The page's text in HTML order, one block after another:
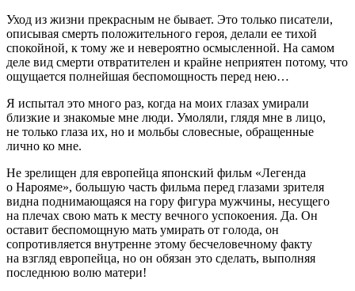
Уход из жизни прекрасным не бывает. Это только писатели,
описывая смерть положительного героя, делали ее тихой
спокойной, к тому же и невероятно осмысленной. На самом
деле вид смерти отвратителен и крайне неприятен потому, что
ощущается полнейшая беспомощность перед нею…
Я испытал это много раз, когда на моих глазах умирали
близкие и знакомые мне люди. Умоляли, глядя мне в лицо,
не только глаза их, но и мольбы словесные, обращенные
лично ко мне.
Не зрелищен для европейца японский фильм «Легенда
о Нарояме», большую часть фильма перед глазами зрителя
видна поднимающаяся на гору фигура мужчины, несущего
на плечах свою мать к месту вечного успокоения. Да. Он
оставит беспомощную мать умирать от голода, он
сопротивляется внутренне этому бесчеловечному факту
на взгляд европейца, но он обязан это сделать, выполняя
последнюю волю матери!